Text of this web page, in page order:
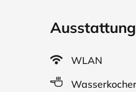
Zu jeder
für lange
Umgebung.
WLAN
Wasserkocher